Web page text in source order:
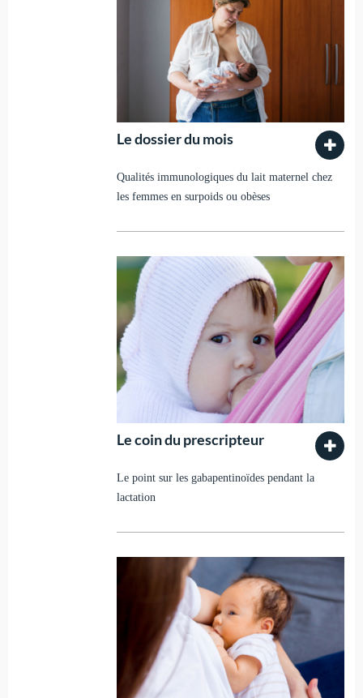
Le dossier du mois
Qualités immunologiques du lait maternel chez
les femmes en surpoids ou obèses
Le coin du prescripteur
Le point sur les gabapentinoïdes pendant la
lactation